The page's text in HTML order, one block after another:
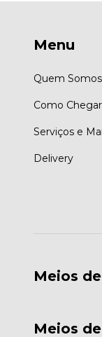
Menu
Quem Somos
Como Chegar
Serviços e
Delivery
Meios
Meios